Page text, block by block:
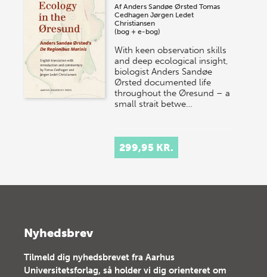
AfAnders Sandøe Ørsted Tomas
Cedhagen Jørgen Ledet
Christiansen
(bog + e-bog)
With keen observation skills
and deep ecological insight,
biologist Anders Sandøe
Ørsted documented life
throughout the Øresund – a
small strait betwe…
299,95 KR.
Nyhedsbrev
Tilmeld dig nyhedsbrevet fra Aarhus
Universitetsforlag, så holder vi dig orienteret om